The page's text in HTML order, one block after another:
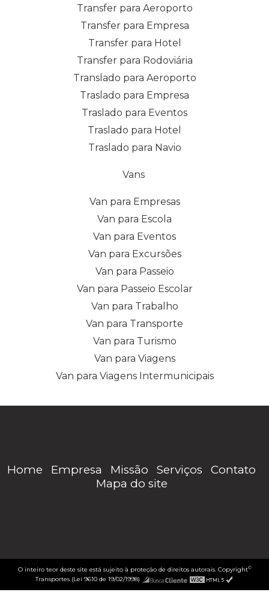
Transfer para Aeroporto
Transfer para Empresa
Transfer para Hotel
Transfer para Rodoviária
Translado para Aeroporto
Traslado para Empresa
Traslado para Eventos
Traslado para Hotel
Traslado para Navio
Vans
Van para Empresas
Van para Escola
Van para Eventos
Van para Excursões
Van para Passeio
Van para Passeio Escolar
Van para Trabalho
Van para Transporte
Van para Turismo
Van para Viagens
Van para Viagens Intermunicipais
Home Empresa Missão Serviços
Contato
Mapa do site
O inteiro teor deste site está sujeito à proteção de direitos autorais. Copyright©
Transportes (Lei 9610 de 19/02/1998)